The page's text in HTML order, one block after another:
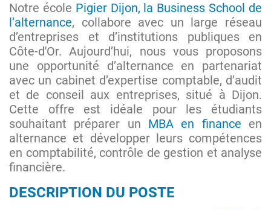
Notre école Pigier Dijon, la Business School de
l’alternance, collabore avec un large réseau
d’entreprises et d’institutions publiques en
Côte-d'Or. Aujourd’hui, nous vous proposons
une opportunité d’alternance en partenariat
avec un cabinet d’expertise comptable, d’audit
et de conseil aux entreprises, situé à Dijon.
Cette offre est idéale pour les étudiants
souhaitant préparer un MBA en finance en
alternance et développer leurs compétences
en comptabilité, contrôle de gestion et analyse
financière.
DESCRIPTION DU POSTE